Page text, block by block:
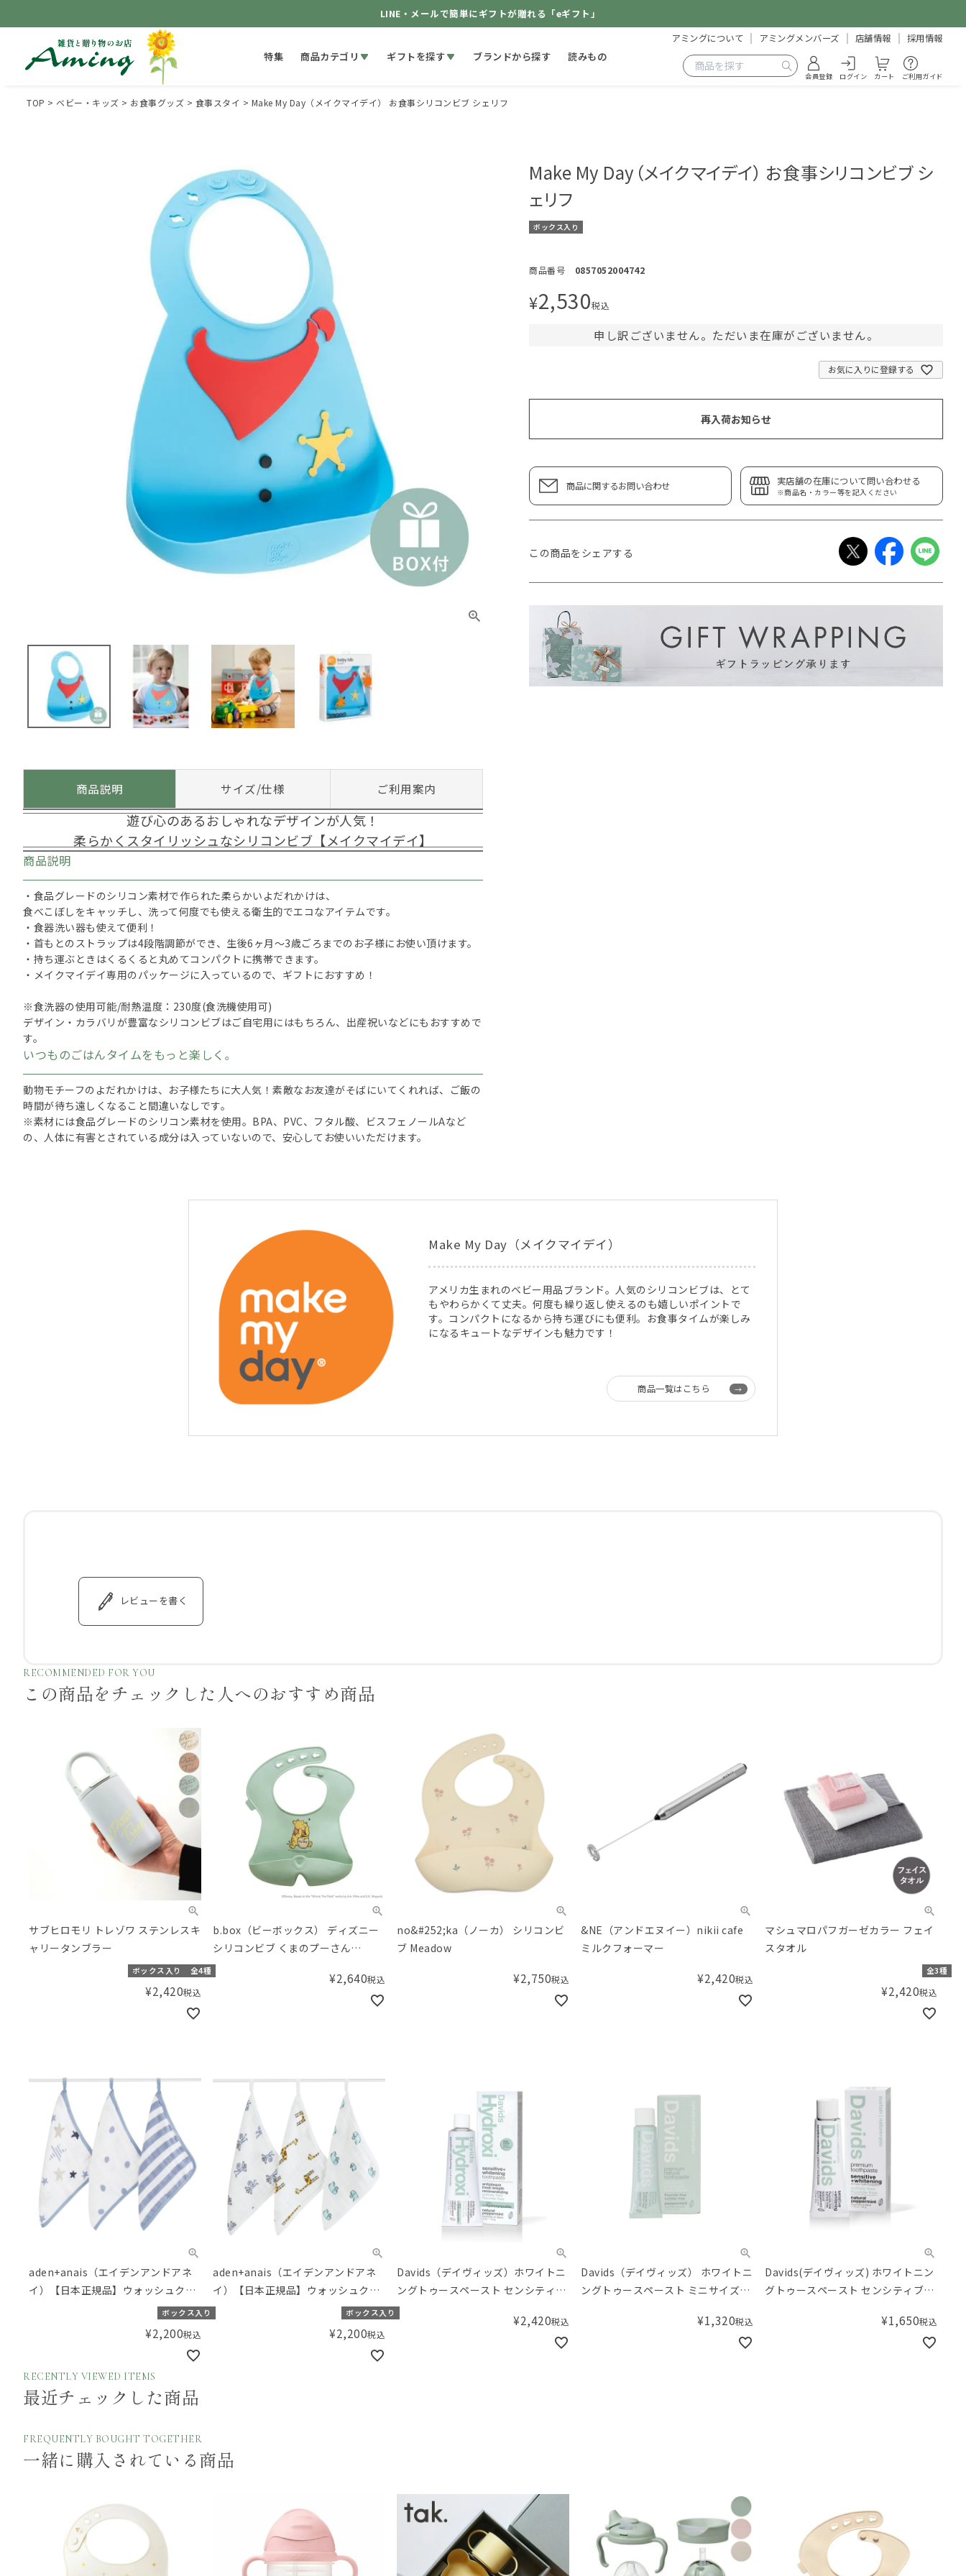
LINE・メールで簡単にギフトが贈れる「eギフト」
特集 商品カテゴリ ギフトを探す ブランドから探す 読みもの
アミングについて アミングメンバーズ 店舗情報 採用情報
会員登録 ログイン カート ご利用ガイド
TOP ベビー・キッズ お食事グッズ 食事スタイ Make My Day（メイクマイデイ） お食事シリコンビブ シェリフ
商品説明 サイズ/仕様 ご利用案内
遊び心のあるおしゃれなデザインが人気！
柔らかくスタイリッシュなシリコンビブ【メイクマイデイ】
商品説明
・食品グレードのシリコン素材で作られた柔らかいよだれかけは、
食べこぼしをキャッチし、洗って何度でも使える衛生的でエコなアイテムです。
・食器洗い器も使えて便利！
・首もとのストラップは4段階調節ができ、生後6ヶ月～3歳ごろまでのお子様にお使い頂けます。
・持ち運ぶときはくるくると丸めてコンパクトに携帯できます。
・メイクマイデイ専用のパッケージに入っているので、ギフトにおすすめ！
※食洗器の使用可能/耐熱温度：230度(食洗機使用可)
デザイン・カラバリが豊富なシリコンビブはご自宅用にはもちろん、出産祝いなどにもおすすめで
す。
いつものごはんタイムをもっと楽しく｡
動物モチーフのよだれかけは、お子様たちに大人気！素敵なお友達がそばにいてくれれば、ご飯の
時間が待ち遠しくなること間違いなしです。
※素材には食品グレードのシリコン素材を使用。BPA、PVC、フタル酸、ビスフェノールAなど
の、人体に有害とされている成分は入っていないので、安心してお使いいただけます。
Make My Day（メイクマイデイ） お食事シリコンビブ シ
ェリフ
ボックス入り
商品番号 0857052004742
¥2,530税込
申し訳ございません。ただいま在庫がございません。
お気に入りに登録する
再入荷お知らせ
商品に関するお問い合わせ 実店舗の在庫について問い合わせる
※商品名・カラー等を記入ください
この商品をシェアする
Make My Day（メイクマイデイ）
アメリカ生まれのベビー用品ブランド。人気のシリコンビブは、とて
もやわらかくて丈夫。何度も繰り返し使えるのも嬉しいポイントで
す。コンパクトになるから持ち運びにも便利。お食事タイムが楽しみ
になるキュートなデザインも魅力です！
商品一覧はこちら
レビューを書く
RECOMMENDED FOR YOU
この商品をチェックした 人へのおすすめ商品
サブヒロモリ トレゾワ ステンレスキ
ャリータンブラー
ボックス入り 全4種
¥2,420税込
b.box（ビーボックス） ディズニー
シリコンビブ くまのプーさん
Disney Silicone Bib Winnie the
¥2,640税込
no&#252;ka（ノーカ） シリコンビ
ブ Meadow
¥2,750税込
&NE（アンドエヌイー）nikii cafe
ミルクフォーマー
¥2,420税込
マシュマロパフガーゼカラー フェイ
スタオル
全3種
¥2,420税込
aden+anais（エイデンアンドアネ
イ）【日本正規品】ウォッシュクロ
スセット 3枚セット rock star ロッ
ボックス入り
¥2,200税込
aden+anais（エイデンアンドアネ
イ）【日本正規品】ウォッシュクロ
スセット 3枚セット jungle jam ジャ
ボックス入り
¥2,200税込
Davids（デイヴィッズ）ホワイトニ
ングトゥースペースト センシティブ
113g
¥2,420税込
Davids（デイヴィッズ） ホワイトニ
ングトゥースペースト ミニサイズ
¥1,320税込
Davids(デイヴィッズ) ホワイトニン
グトゥースペースト センシティブ
¥1,650税込
RECENTLY VIEWED ITEMS
最近チェックした商品
FREQUENTLY BOUGHT TOGETHER
一緒に購入されている商品